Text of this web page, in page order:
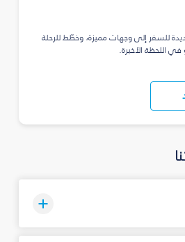
للسفر إلى وجهات مميزة، وخطّط للرحلة
في اللحظة الأخيرة.